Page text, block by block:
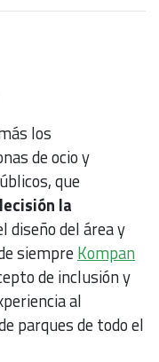
los
de ocio y
que
la
diseño del área y
siempreKompan
de inclusión y
al
parques de todo el